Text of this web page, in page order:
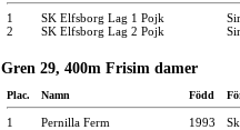
1 SK Elfsborg Lag 1 Pojk
2
SK Elfsborg Lag 2 Pojk
Gren 29, 400m Frisim damer
Plac. Namn Född
1 Pernilla Ferm 1993